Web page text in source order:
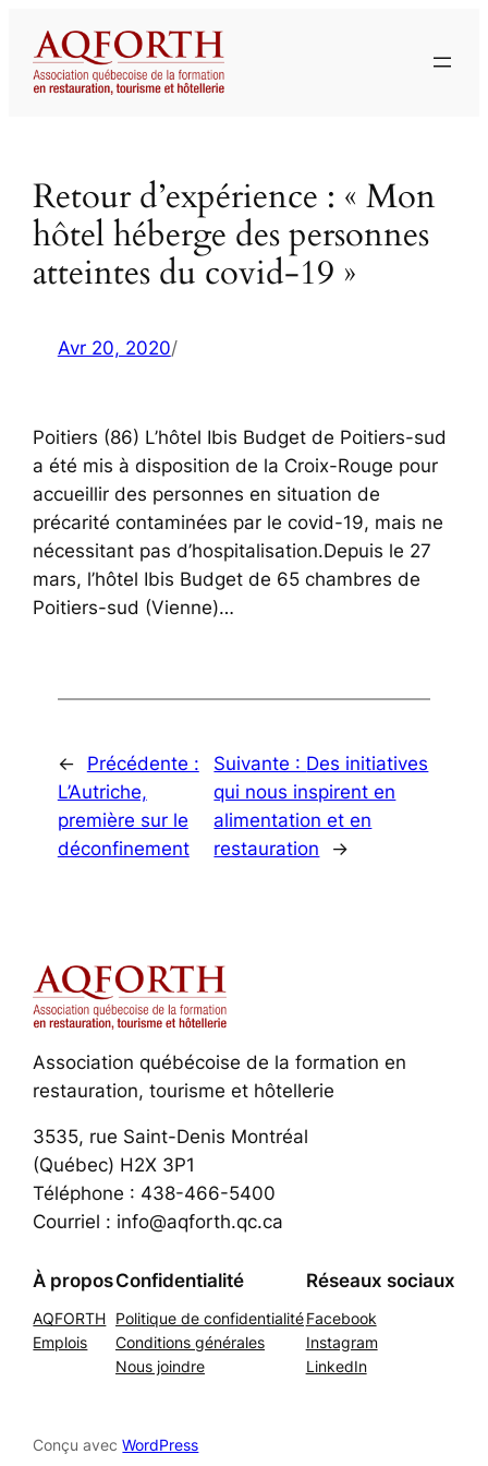
contenu
Retour d’expérience : « Mon
hôtel héberge des personnes
atteintes du covid-19 »
Avr 20, 2020/
Poitiers (86) L’hôtel Ibis Budget de Poitiers-sud
a été mis à disposition de la Croix-Rouge pour
accueillir des personnes en situation de
précarité contaminées par le covid-19, mais ne
nécessitant pas d’hospitalisation.Depuis le 27
mars, l’hôtel Ibis Budget de 65 chambres de
Poitiers-sud (Vienne)…
←
Précédente :
L’Autriche,
première sur le
déconfinement
Suivante : Des initiatives
qui nous inspirent en
alimentation et en
restauration
→
Association québécoise de la formation en
restauration, tourisme et hôtellerie
3535, rue Saint-Denis Montréal
(Québec) H2X 3P1
Téléphone : 438-466-5400
Courriel : info@aqforth.qc.ca
À propos
AQFORTH
Emplois
Confidentialité
Politique de confidentialité
Conditions générales
Nous joindre
Réseaux sociaux
Facebook
Instagram
LinkedIn
Conçu avecWordPress